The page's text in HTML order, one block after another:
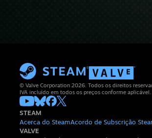
© Valve Corporation 2026. Todos os direitos
IVA incluído em todos os preços conforme aplicável.
STEAM
Acerca do SteamAcordo de Subscrição
VALVE